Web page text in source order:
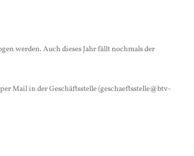
werden. Auch dieses Jahr fällt nochmals der
Mail in der Geschäftsstelle (geschaeftsstelle@btv-